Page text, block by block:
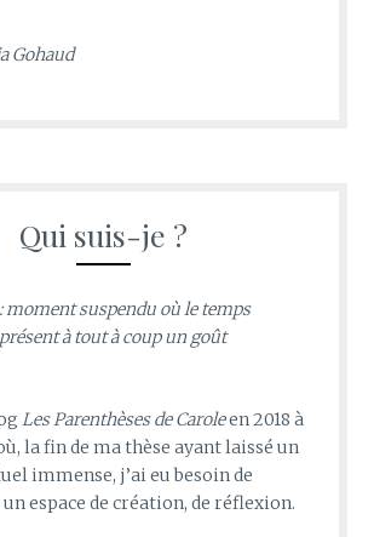
Gohaud
Qui suis-je ?
moment suspendu où le temps
à tout à coup un goût
Les Parenthèses de Caroleen 2018 à
la fin de ma thèse ayant laissé un
immense, j’ai eu besoin de
espace de création, de réflexion.